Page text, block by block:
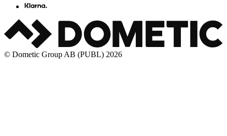
© Dometic Group AB (PUBL) 2026